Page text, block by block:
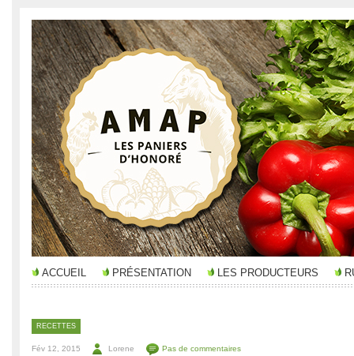
ACCUEIL PRÉSENTATION LES PRODUCTEURS
RECETTES
Fév 12, 2015 Lorene Pas de commentaires